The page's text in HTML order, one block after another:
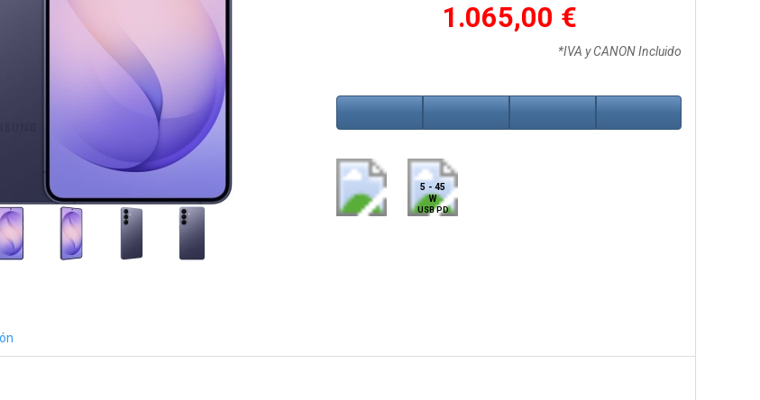
1.065,00 €
*IVA y CANON Incluido
5 - 45
W
USB PD